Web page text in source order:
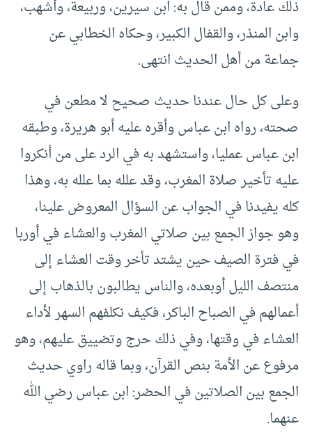
ذلك عادة، وممن قال به: ابن سيرين، وربيعة، وأشهب،
وابن المنذر، والقفال الكبير، وحكاه الخطابي عن
جماعة من أهل الحديث انتهى.
وعلى كل حال عندنا حديث صحيح لا مطعن في
صحته، رواه ابن عباس وأقره عليه أبو هريرة، وطبقه
ابن عباس عمليا، واستشهد به في الرد على من أنكروا
عليه تأخير صلاة المغرب، وقد علله بما علله به، وهذا
كله يفيدنا في الجواب عن السؤال المعروض علينا،
وهو جواز الجمع بين صلاتي المغرب والعشاء في أوربا
في فترة الصيف حين يشتد تأخر وقت العشاء إلى
منتصف الليل أوبعده، والناس يطالبون بالذهاب إلى
أعمالهم في الصباح الباكر، فكيف نكلفهم السهر لأداء
العشاء في وقتها، وفي ذلك حرج وتضييق عليهم، وهو
مرفوع عن الأمة بنص القرآن، وبما قاله راوي حديث
الجمع بين الصلاتين في الحضر: ابن عباس رضي الله
عنهما.